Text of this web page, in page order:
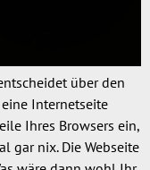
über den
Internetseite
Ihres Browsers ein,
gar nix. Die Webseite